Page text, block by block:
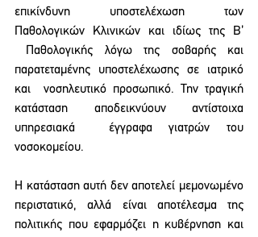
επικίνδυνη υποστελέχωση των
Παθολογικής λόγω της σοβαρής και
παρατεταμένης υποστελέχωσης σε ιατρικό
και  νοσηλευτικό προσωπικό.
Την τραγική
κατάσταση αποδεικνύουν αντίστοιχα
υπηρεσιακά
έγγραφα γιατρών του
νοσοκομείου.
Η κατάσταση αυτή δεν αποτελεί μεμονωμένο
περιστατικό, αλλά είναι αποτέλεσμα της
πολιτικής που εφαρμόζει η κυβέρνηση και